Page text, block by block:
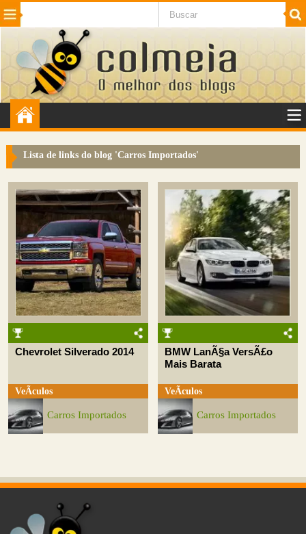
Beleza Cinema e TV
Internet Jogos NotÃ­cias SaÃºde
VeÃ­culos Adulto
Sugerir Link
Colmeia Exchange
Perguntas Frequentes
Sobre
Contato
Lista de links do blog 'Carros Importados'
Chevrolet Silverado 2014
VeÃ­culos
Carros Importados
BMW LanÃ§a VersÃ£o
Mais Barata
VeÃ­culos
Carros Importados